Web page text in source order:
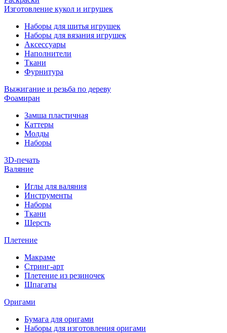
Изготовление кукол и игрушек
Наборы для шитья игрушек
Наборы для вязания игрушек
Аксессуары
Наполнители
Ткани
Фурнитура
Выжигание и резьба по дереву
Фоамиран
Замша пластичная
Каттеры
Молды
Наборы
3D-печать
Валяние
Иглы для валяния
Инструменты
Наборы
Ткани
Шерсть
Плетение
Макраме
Стринг-арт
Плетение из резиночек
Шпагаты
Оригами
Бумага для оригами
Наборы для изготовления оригами